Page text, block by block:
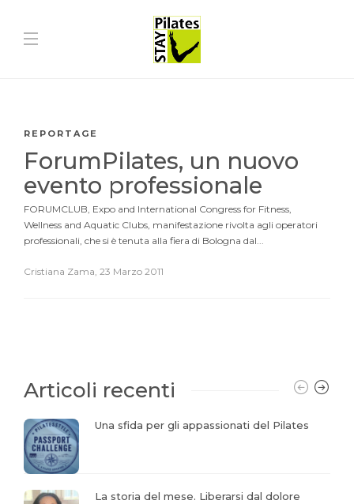
REPORTAGE
ForumPilates, un nuovo
evento professionale
FORUMCLUB, Expo and International Congress for Fitness,
Wellness and Aquatic Clubs, manifestazione rivolta agli operatori
professionali, che si è tenuta alla fiera di Bologna dal...
Cristiana Zama, 23 Marzo 2011
Articoli recenti
Una sfida per gli appassionati del Pilates
La storia del mese. Liberarsi dal dolore